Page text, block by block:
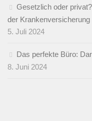
Gesetzlich oder
der Krankenversicherung
5. Juli 2024
Das perfekte Büro:
8. Juni 2024